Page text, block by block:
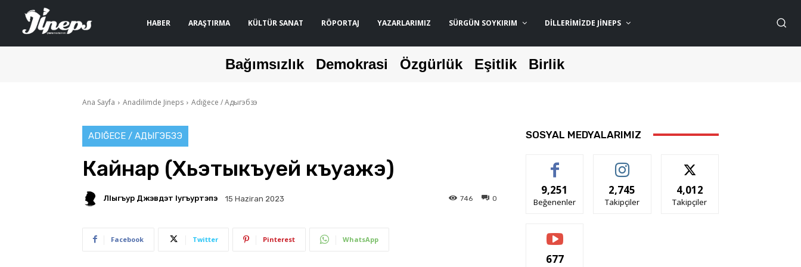
HABER ARAŞTIRMA KÜLTÜR SANAT RÖPORTAJ YAZARLARIMIZ SÜRGÜN SOYKIRIM DILLERIMIZDE JİNEPS
Bağımsızlık Demokrasi Özgürlük Eşitlik Birlik
Ana Sayfa Anadilimde Jineps Adığece / Адыгэбзэ
ADIĞECE / АДЫГЭБЗЭ
Кайнар (Хьэтыкъуей къуажэ)
ЛIыгъур Джэвдэт Iугъуртэпэ 15 Haziran 2023 0
746
Facebook Twitter Pinterest WhatsApp
SOSYAL MEDYALARIMIZ
9,251
Beğenenler
2,745
Takipçiler
4,012
Takipçiler
677